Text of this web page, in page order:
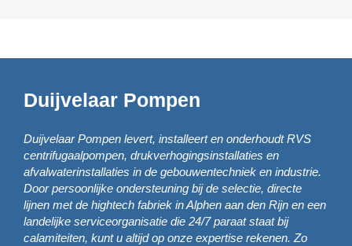
Duijvelaar Pompen
Duijvelaar Pompen levert, installeert en onderhoudt RVS
centrifugaalpompen, drukverhogingsinstallaties en
afvalwaterinstallaties in de gebouwentechniek en industrie.
Door persoonlijke ondersteuning bij de selectie, directe
lijnen met de hightech fabriek in Alphen aan den Rijn en een
landelijke serviceorganisatie die 24/7 paraat staat bij
calamiteiten, kunt u altijd op onze expertise rekenen. Zo